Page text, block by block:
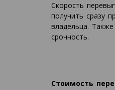
Скорость
получить сразу
владельца.
срочность.
Стоимость